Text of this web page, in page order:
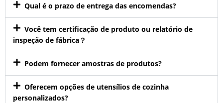
Qual é o prazo de entrega das encomendas?
Você tem certificação de produto ou relatório de
inspeção de fábrica？
Podem fornecer amostras de produtos?
Oferecem opções de utensílios de cozinha
personalizados?